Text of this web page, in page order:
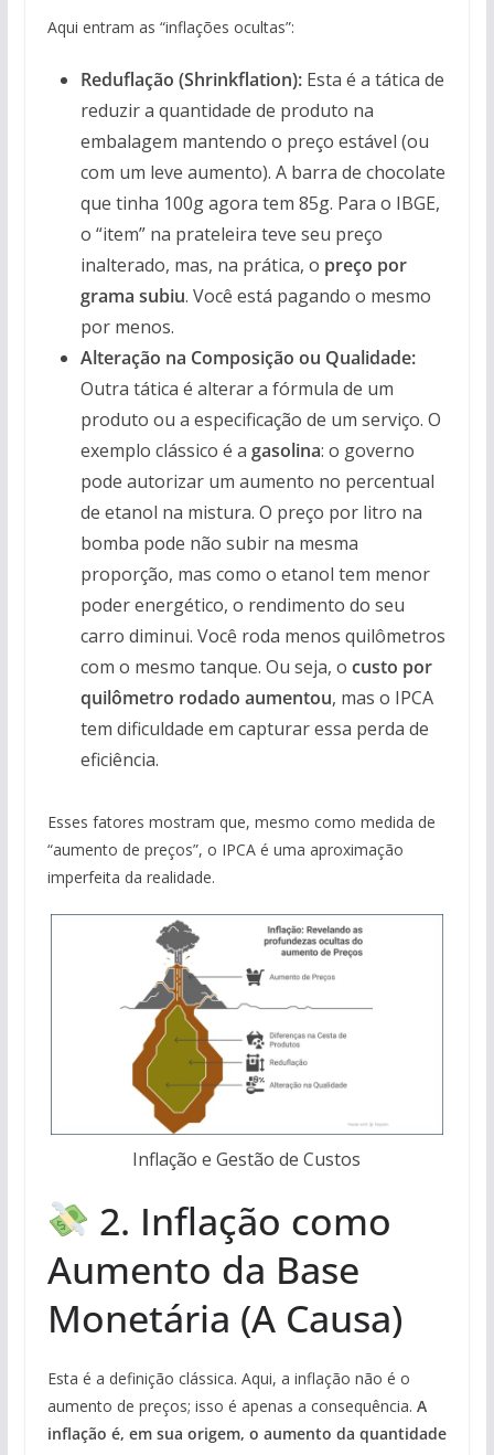
Aqui entram as “inflações ocultas”:
Reduflação (Shrinkflation):Esta é a tática de
reduzir a quantidade de produto na
embalagem mantendo o preço estável (ou
com um leve aumento). A barra de chocolate
que tinha 100g agora tem 85g. Para o IBGE,
o “item” na prateleira teve seu preço
inalterado, mas, na prática, o preço por
grama subiu. Você está pagando o mesmo
por menos.
Alteração na Composição ou Qualidade:
Outra tática é alterar a fórmula de um
produto ou a especificação de um serviço. O
exemplo clássico é a gasolina: o governo
pode autorizar um aumento no percentual
de etanol na mistura. O preço por litro na
bomba pode não subir na mesma
proporção, mas como o etanol tem menor
poder energético, o rendimento do seu
carro diminui. Você roda menos quilômetros
com o mesmo tanque. Ou seja, o custo por
quilômetro rodado aumentou, mas o IPCA
tem dificuldade em capturar essa perda de
eficiência.
Esses fatores mostram que, mesmo como medida de
“aumento de preços”, o IPCA é uma aproximação
imperfeita da realidade.
Inflação e Gestão de Custos
2. Inflação como
Aumento da Base
Monetária (A Causa)
Esta é a definição clássica. Aqui, a inflação não é o
aumento de preços; isso é apenas a consequência. A
inflação é, em sua origem, o aumento da quantidade